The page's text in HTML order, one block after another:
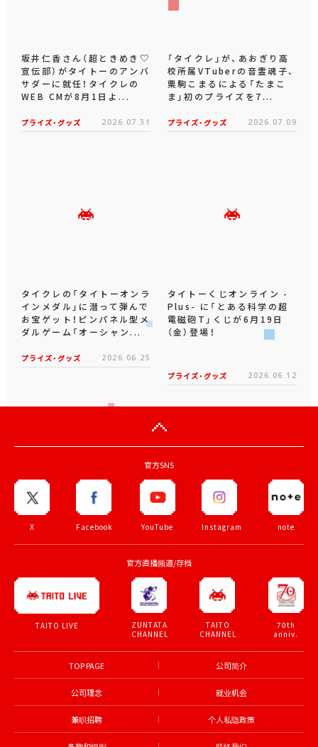
坂井仁香さん（超ときめき♡
宣伝部）がタイトーのアンバ
サダーに就任！タイクレの
WEB CMが8月1日よ...
プライズ・グッズ 2026.07.31
「タイクレ」が、あおぎり高
校所属VTuberの音霊魂子、
栗駒こまるによる「たまこ
ま」初のプライズを7...
プライズ・グッズ 2026.07.09
タイクレの「タイトーオンラ
インメダル」に潜って弾んで
お宝ゲット！ピンパネル型メ
ダルゲーム「オーシャン...
プライズ・グッズ 2026.06.25
タイトーくじオンライン -
Plus- に「とある科学の超
電磁砲T」くじが6月19日
（金）登場！
プライズ・グッズ 2026.06.12
官方SNS
X Facebook YouTube Instagram note
官方直播频道/存档
TAITO LIVE
ZUNTATA
CHANNEL
TAITO
CHANNEL
70th
anniv.
TOP PAGE 公司简介
公司理念 就业机会
兼职招聘 个人私隐政策